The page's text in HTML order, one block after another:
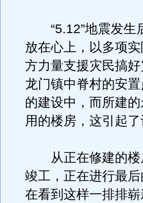
“5.12”地震发生
放在心上，以多项
方力量支援灾民搞
龙门镇中脊村的安
的建设中，而所建
用的楼房，这引起了
从正在修建的楼
竣工，正在进行最
在看到这样一排排